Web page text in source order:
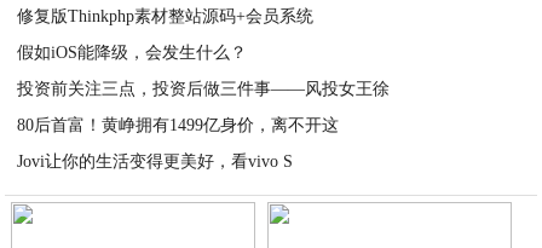
修复版Thinkphp素材整站源码+会员系统
假如iOS能降级，会发生什么？
投资前关注三点，投资后做三件事——风投女王徐
80后首富！黄峥拥有1499亿身价，离不开这
Jovi让你的生活变得更美好，看vivo S
2020-03-27